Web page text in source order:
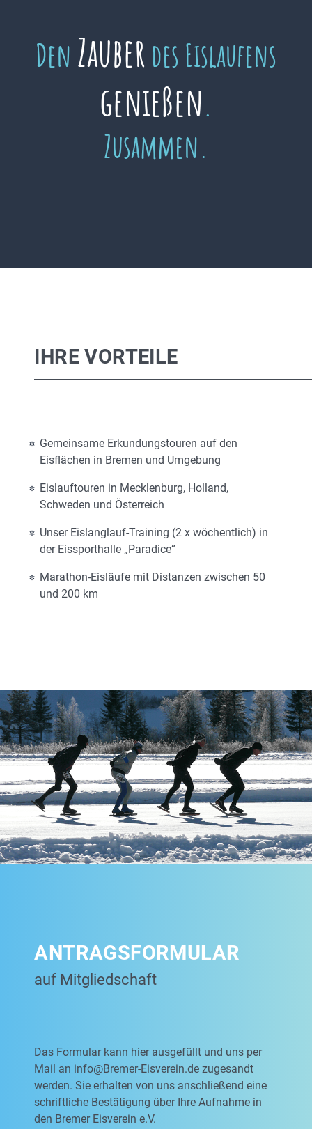
Den Zauber des Eislaufens
genießen.
Zusammen.
IHRE VORTEILE
Gemeinsame Erkundungstouren auf den
Eisflächen in Bremen und Umgebung
Eislauftouren in Mecklenburg, Holland,
Schweden und Österreich
Unser Eislanglauf-Training (2 x wöchentlich) in
der Eissporthalle „Paradice“
Marathon-Eisläufe mit Distanzen zwischen 50
und 200 km
ANTRAGSFORMULAR
auf Mitgliedschaft
Das Formular kann hier ausgefüllt und uns per
Mail an info@Bremer-Eisverein.de zugesandt
werden. Sie erhalten von uns anschließend eine
schriftliche Bestätigung über Ihre Aufnahme in
den Bremer Eisverein e.V.